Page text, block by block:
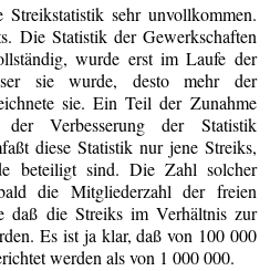
sehr unvollkommen.
Die Statistik der Gewerkschaften
wurde erst im Laufe der
sie wurde, desto mehr der
sie. Ein Teil der Zunahme
Verbesserung der Statistik
diese Statistik nur jene Streiks,
beteiligt sind. Die Zahl solcher
die Mitgliederzahl der freien
daß die Streiks im Verhältnis zur
Es ist ja klar, daß von 100 000
werden als von 1 000 000.